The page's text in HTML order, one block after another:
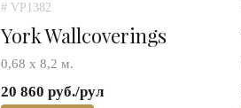
# VP1382
York Wallcoverings
0,68 х 8,2 м.
20 860 руб./рул